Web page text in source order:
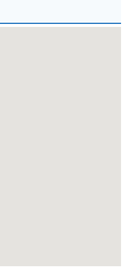
た親子丼などが人気メニュ
」には、露天風呂やサウ